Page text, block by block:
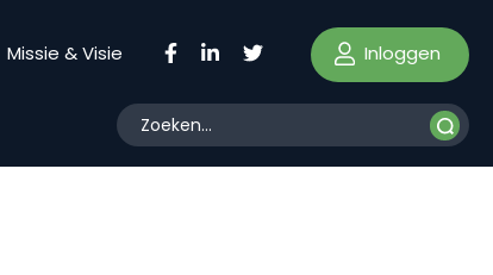
Missie & Visie Inloggen